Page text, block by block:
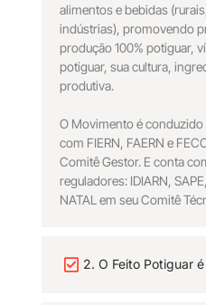
alimentos e bebidas
indústrias), promovendo
produção 100% potiguar,
potiguar, sua cultura,
produtiva.
O Movimento é conduzido
com FIERN, FAERN e
Comitê Gestor. E conta
reguladores: IDIARN,
NATAL em seu Comitê
2. O Feito Potiguar